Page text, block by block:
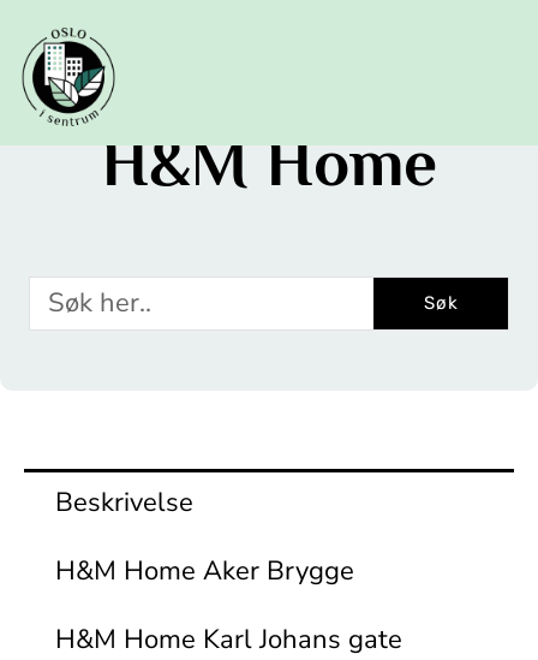
innholdet
H&M Home
Søk Søk
Beskrivelse
H&M Home Aker Brygge
H&M Home Karl Johans gate